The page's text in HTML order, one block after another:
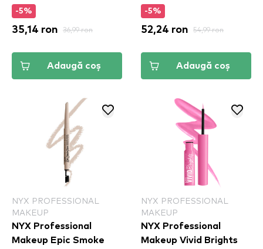
-5%
35,14 ron 36,99 ron
Adaugă coș
-5%
52,24 ron 54,99 ron
Adaugă coș
NYX PROFESSIONAL
MAKEUP
NYX Professional
Makeup Epic Smoke
NYX PROFESSIONAL
MAKEUP
NYX Professional
Makeup Vivid Brights